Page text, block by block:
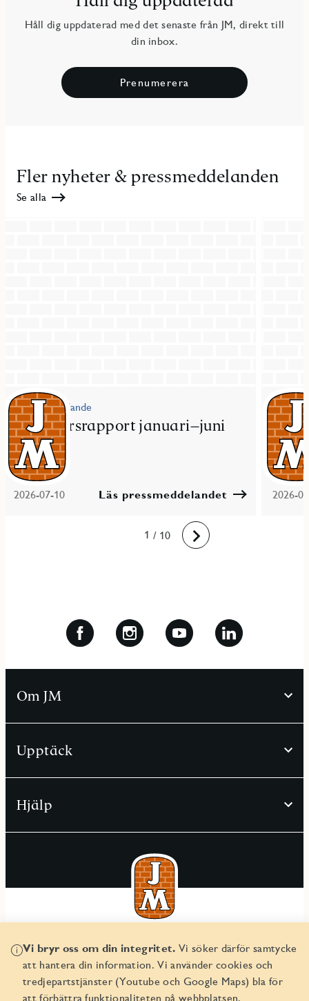
Håll dig uppdaterad med det senaste från JM, direkt till
din inbox.
Prenumerera
Fler nyheter & pressmeddelanden
Se alla
Pressmeddelande
JM delårsrapport januari–juni
2026
2026-07-10 Läs pressmeddelandet
JM
2026-
1
2
3
4
5
6
7
8
9
10 / 10 Framåt
Vi bryr oss om din integritet. Vi söker därför samtycke
att hantera din information. Vi använder cookies och
tredjepartstjänster (Youtube och Google Maps) bla för
att förbättra funktionaliteten på webbplatsen.
Om JM
Upptäck
Hjälp
© JM AB 2026
Organisationsnummer 556045-2103